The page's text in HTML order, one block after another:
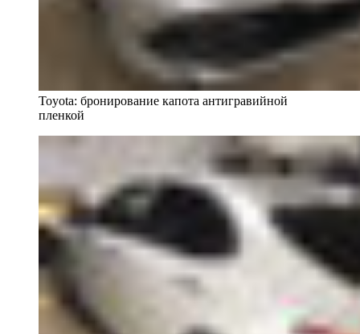
Toyota: бронирование капота антигравийной
пленкой